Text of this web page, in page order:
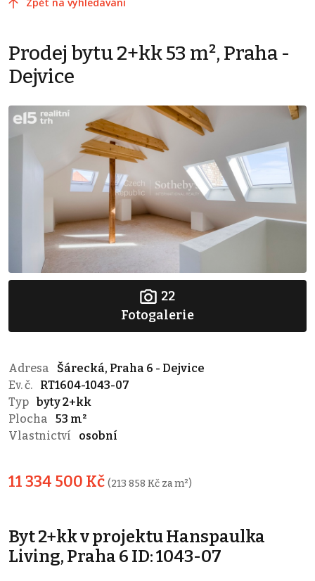
Prodej bytu 2+kk 53 m², Praha -
Dejvice
22
Fotogalerie
Adresa
Šárecká, Praha 6 - Dejvice
Ev. č.
RT1604-1043-07
Typ byty 2+kk
Plocha
53 m²
Vlastnictví
osobní
11 334 500 Kč (213 858 Kč za m²)
Byt 2+kk v projektu Hanspaulka
Living, Praha 6 ID: 1043-07